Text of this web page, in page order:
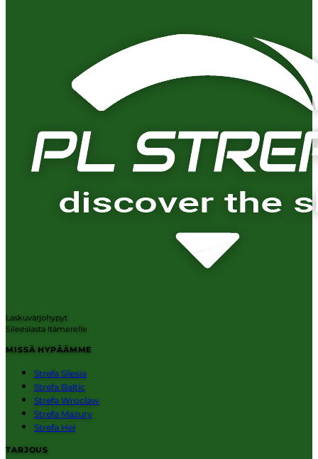
Laskuvarjohypyt
Sileesiasta Itämerelle
MISSÄ HYPÄÄMME
Strefa Silesia
Strefa Baltic
Strefa Wroclaw
Strefa Mazury
Strefa Hel
TARJOUS